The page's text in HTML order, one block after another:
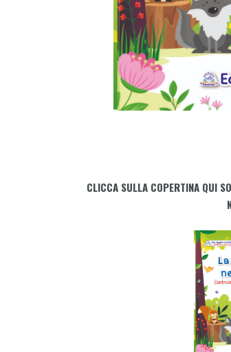
CLICCA SULLA COPERTINA QUI